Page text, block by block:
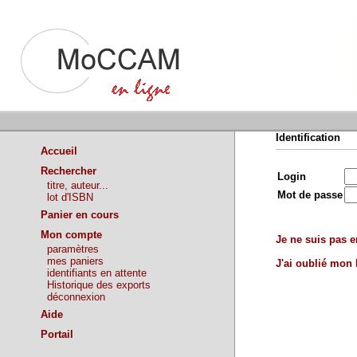
Accueil
Rechercher
titre, auteur...
lot d'ISBN
Panier en cours
Mon compte
paramètres
mes paniers
identifiants en attente
Historique des exports
déconnexion
Aide
Portail
Identification
Login
Mot de passe
Je ne suis pas
J'ai oublié mon